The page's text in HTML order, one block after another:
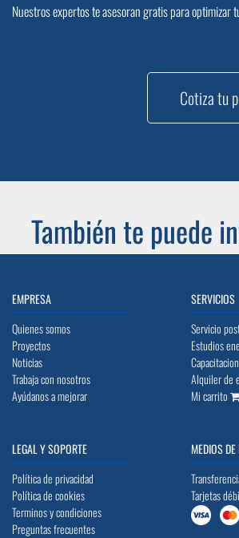
Nuestros expertos te asesoran gratis para optimizar
Cotiza tu
También te puede
EMPRESA
Quienes somos
Proyectos
Noticias
Trabaja con nosotros
Ayúdanos a mejorar
SERVICIOS
Servicio
Estudios
Alquiler de
Mi carrito
LEGAL Y SOPORTE
Política de privacidad
Política de cookies
Terminos y condiciones
Preguntas frecuentes
MEDIOS DE
Tarjetas